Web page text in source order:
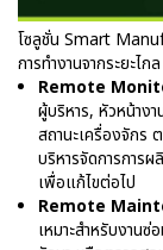
โซลูชั่น Smart
การทำงานจากระยะไก
Remote
ผู้บริหาร, หัวหน้าง
สถานะเครื่องจักร
บริหารจัดการการ
เพื่อแก้ไขต่อไป
Remote
เหมาะสำหรับงานซ่